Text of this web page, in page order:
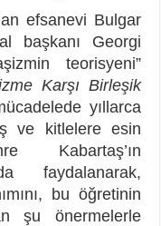
efsanevi Bulgar
başkanı Georgi
teorisyeni”
Karşı Birleşik
yıllarca
ve kitlelere esin
Kabartaş’ın
faydalanarak,
bu öğretinin
şu önermelerle